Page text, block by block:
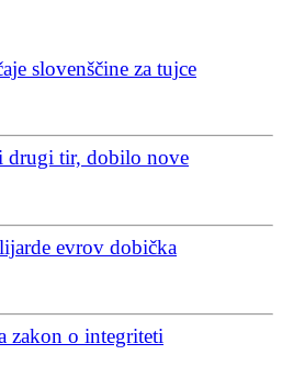
slovenščine za tujce
drugi tir, dobilo nove
evrov dobička
zakon o integriteti